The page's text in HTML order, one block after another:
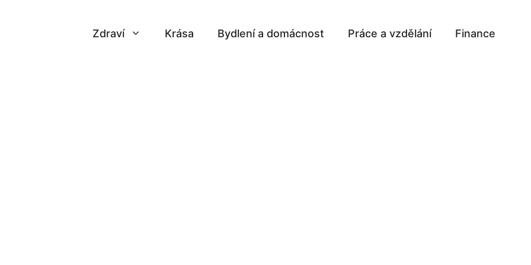
Zdraví Krása Bydlení a domácnost Práce a vzdělání Finance